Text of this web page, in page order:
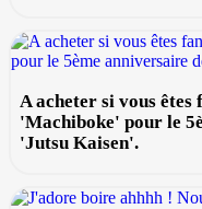
A acheter si vous êtes
'Machiboke' pour le
'Jutsu Kaisen'.